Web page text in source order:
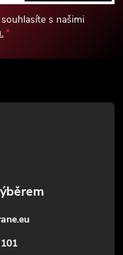
souhlasíte s našimi